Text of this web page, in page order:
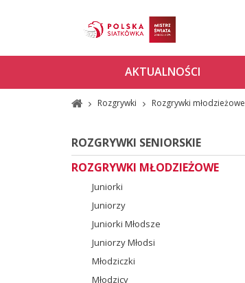
AKTUALNOŚCI
Rozgrywki Rozgrywki młodzieżowe
ROZGRYWKI SENIORSKIE
ROZGRYWKI MŁODZIEŻOWE
Juniorki
Juniorzy
Juniorki Młodsze
Juniorzy Młodsi
Młodziczki
Młodzicy